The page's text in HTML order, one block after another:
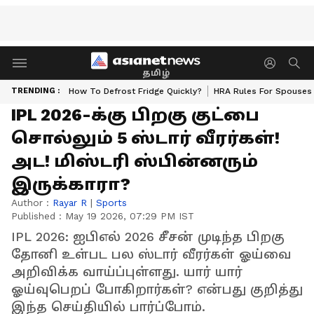
தமிழ்
TRENDING : How To Defrost Fridge Quickly? HRA Rules For Spouses
IPL 2026-க்கு பிறகு குட்பை
சொல்லும் 5 ஸ்டார் வீரர்கள்!
அட! மிஸ்டரி ஸ்பின்னரும்
இருக்காரா?
Author : Rayar R | Sports
Published : May 19 2026, 07:29 PM IST
IPL 2026: ஐபிஎல் 2026 சீசன் முடிந்த பிறகு
தோனி உள்பட பல ஸ்டார் வீரர்கள் ஓய்வை
அறிவிக்க வாய்ப்புள்ளது. யார் யார்
ஓய்வுபெறப் போகிறார்கள்? என்பது குறித்து
இந்த செய்தியில் பார்ப்போம்.